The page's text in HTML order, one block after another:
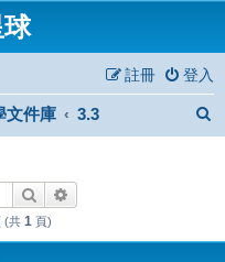
登入
註冊
文件庫 3.3
搜尋
(共 1 頁)